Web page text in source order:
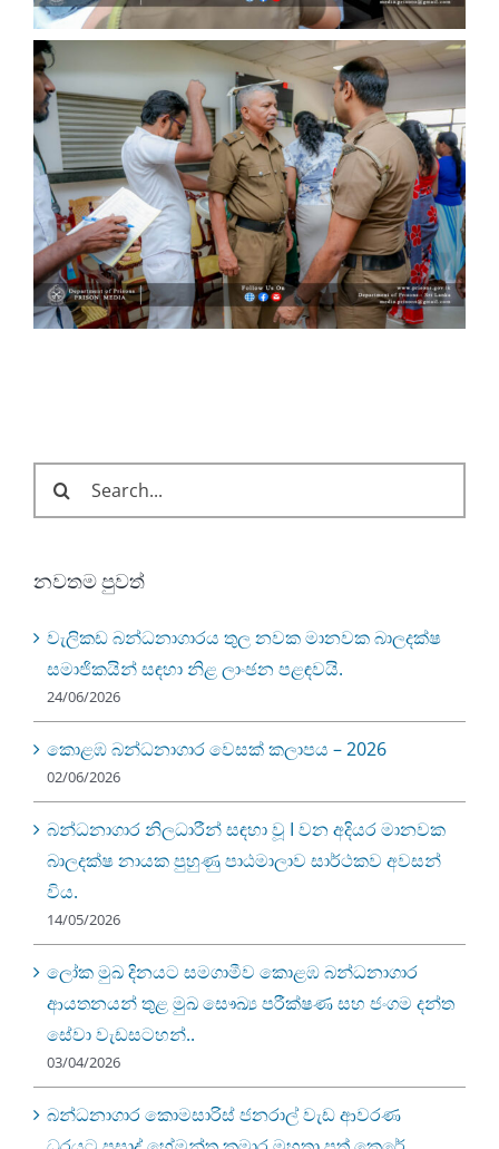
Search
නවතම පුවත්
වැලිකඩ බන්ධනාගාරය තුල නවක මානවක බාලදක්ෂ
සමාජිකයින් සඳහා නිළ ලාංඡන පළඳවයි.
24/06/2026
කොළඹ බන්ධනාගාර වෙසක් කලාපය – 2026
02/06/2026
බන්ධනාගාර නිලධාරීන් සඳහා වූ I වන අදියර මානවක
බාලදක්ෂ නායක පුහුණු පාඨමාලාව සාර්ථකව අවසන්
විය.
14/05/2026
ලෝක මුඛ දිනයට සමගාමීව කොළඹ බන්ධනාගාර
ආයතනයන් තුළ මුඛ සෞඛ්‍ය පරීක්ෂණ සහ ජංගම දන්ත
සේවා වැඩසටහන්..
03/04/2026
බන්ධනාගාර කොමසාරිස් ජනරාල් වැඩ ආවරණ